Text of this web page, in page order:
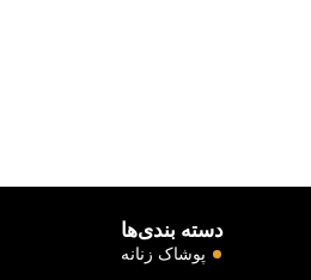
دسته بندی‌ها
پوشاک زنانه